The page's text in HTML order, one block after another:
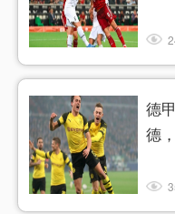
德
德